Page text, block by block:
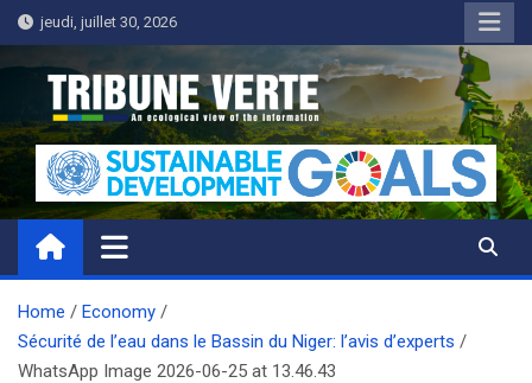
Skip
to
content
jeudi, juillet 30, 2026
Tribune Verte
Un regard écologique de l'information
Home
Economy
Sécurité de l’eau dans le Bassin du Niger: l’avis d’experts
WhatsApp Image 2026-06-25 at 13.46.43